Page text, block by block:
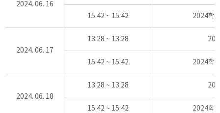
2024. 06. 16
15:42 ~ 15:42 2024학
2024. 06. 17
13:28 ~ 13:28
15:42 ~ 15:42 2024학
2024. 06. 18
13:28 ~ 13:28
15:42 ~ 15:42 2024학